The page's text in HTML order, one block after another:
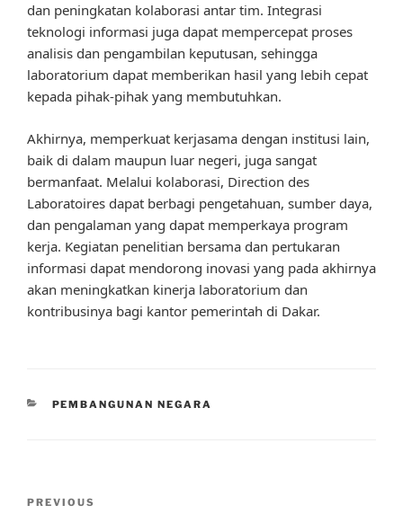
dan peningkatan kolaborasi antar tim. Integrasi
teknologi informasi juga dapat mempercepat proses
analisis dan pengambilan keputusan, sehingga
laboratorium dapat memberikan hasil yang lebih cepat
kepada pihak-pihak yang membutuhkan.
Akhirnya, memperkuat kerjasama dengan institusi lain,
baik di dalam maupun luar negeri, juga sangat
bermanfaat. Melalui kolaborasi, Direction des
Laboratoires dapat berbagi pengetahuan, sumber daya,
dan pengalaman yang dapat memperkaya program
kerja. Kegiatan penelitian bersama dan pertukaran
informasi dapat mendorong inovasi yang pada akhirnya
akan meningkatkan kinerja laboratorium dan
kontribusinya bagi kantor pemerintah di Dakar.
CATEGORIES
PEMBANGUNAN NEGARA
Previous
PREVIOUS